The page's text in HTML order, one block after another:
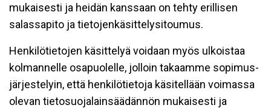
mukaisesti ja heidän kanssaan on tehty erillisen
salassapito ja tietojenkäsittelysitoumus.
Henkilötietojen käsittelyä voidaan myös ulkoistaa
kolmannelle osapuolelle, jolloin takaamme sopimus-
järjestelyin, että henkilötietoja käsitellään voimassa
olevan tietosuojalainsäädännön mukaisesti ja